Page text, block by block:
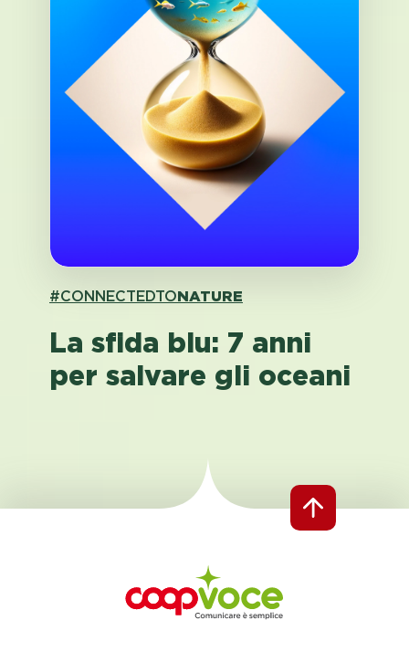
#CONNECTEDTONATURE
La sfida blu: 7 anni
per salvare gli oceani